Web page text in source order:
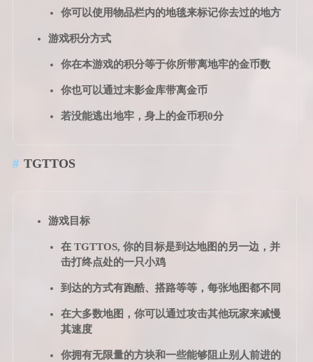
你可以使用物品栏内的地毯来标记你去过的地方
游戏积分方式
你在本游戏的积分等于你所带离地牢的金币数
你也可以通过末影金库带离金币
若没能逃出地牢，身上的金币积0分
TGTTOS
游戏目标
在 TGTTOS, 你的目标是到达地图的另一边，并
击打终点处的一只小鸡
到达的方式有跑酷、搭路等等，每张地图都不同
在大多数地图，你可以通过攻击其他玩家来减慢
其速度
你拥有无限量的方块和一些能够阻止别人前进的